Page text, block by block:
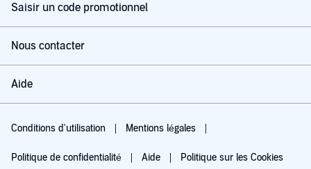
Saisir un code promotionnel
Nous contacter
Aide
Conditions d'utilisation Mentions légales
Politique de confidentialité Aide Politique sur les Cookies